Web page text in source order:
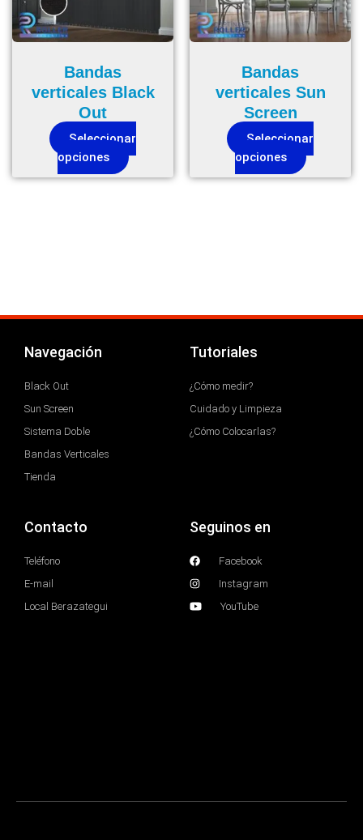
Bandas
verticales Black
Out
Seleccionar
opciones
Bandas
verticales Sun
Screen
Seleccionar
opciones
Navegación
Black Out
Sun Screen
Sistema Doble
Bandas Verticales
Tienda
Tutoriales
¿Cómo medir?
Cuidado y Limpieza
¿Cómo Colocarlas?
Contacto
Teléfono
E-mail
Local Berazategui
Seguinos en
Facebook
Instagram
YouTube